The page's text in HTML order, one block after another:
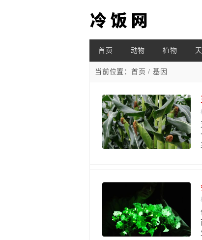
首页 动物 植物
当前位置： 首页 / 基因